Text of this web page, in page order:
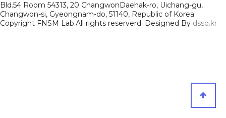
Bld.54 Room 54313, 20 ChangwonDaehak-ro, Uichang-gu,
Changwon-si, Gyeongnam-do, 51140, Republic of Korea
Copyright FNSM Lab.All rights reserverd. Designed By dsso.kr